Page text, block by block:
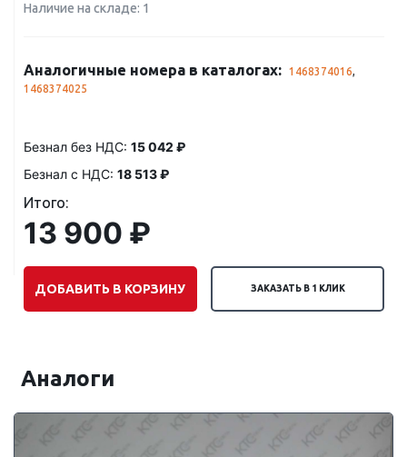
Наличие на складе: 1
Аналогичные номера в каталогах: 1468374016,
1468374025
Безнал без НДС: 15 042 ₽
Безнал с НДС: 18 513 ₽
Итого:
13 900 ₽
ДОБАВИТЬ В КОРЗИНУ ЗАКАЗАТЬ В 1 КЛИК
Аналоги